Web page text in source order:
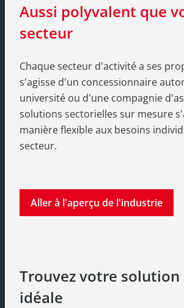
Aussi polyvalent que
secteur
Chaque secteur d'activité a ses
s'agisse d'un concessionnaire
université ou d'une compagnie
solutions sectorielles sur mesure
manière flexible aux besoins
secteur.
Aller à l'aperçu de l'industrie
Trouvez votre solution
idéale